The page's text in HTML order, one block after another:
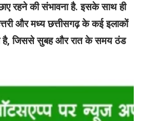
रहने की संभावना है. इसके साथ ही
और मध्य छत्तीसगढ़ के कई इलाकों
है, जिससे सुबह और रात के समय ठंड